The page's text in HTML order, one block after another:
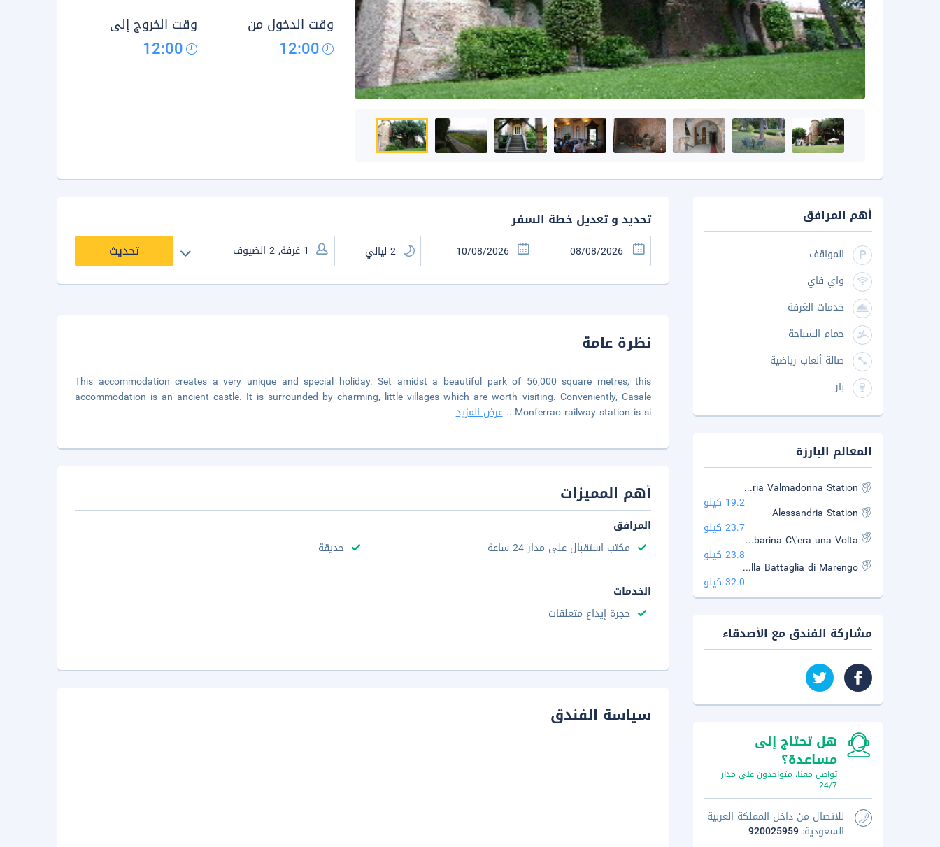
وقت الدخول من
12:00
وقت الخروج إلى
12:00
تحديد و تعديل خطة السفر
تحديث
نظرة عامة
This accommodation creates a very unique and special holiday. Set amidst a beautiful park of 56,000 square metres, this
accommodation is an ancient castle. It is surrounded by charming, little villages which are worth visiting. Conveniently, Casale
Monferrao railway station is si
...عرض المزيد
أهم المميزات
المرافق
مكتب استقبال على مدار 24 ساعة
حديقة
الخدمات
حجرة إيداع متعلقات
سياسة الفندق
أهم المرافق
المواقف
واي فاي
خدمات الغرفة
حمام السباحة
صالة ألعاب رياضية
بار
المعالم البارزة
Alessandria Valmadonna Station
19.2 كيلو
Alessandria Station
23.7 كيلو
Museo Etnografico della Gambarina C\'era una Volta
23.8 كيلو
Museo della Battaglia di Marengo
32.0 كيلو
مشاركة الفندق مع الأصدقاء
هل تحتاج إلى
مساعدة؟
تواصل معنا، متواجدون على مدار
24/7
للاتصال من داخل المملكة العربية
السعودية: 920025959